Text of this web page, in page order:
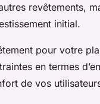
revêtements,
initial.
pour votre
en termes
de vos